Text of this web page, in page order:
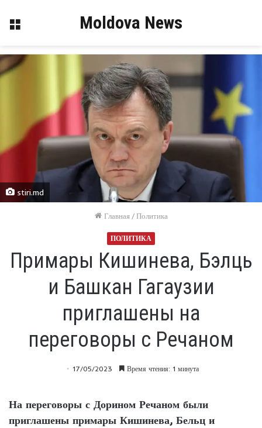
Меню Moldova News
stiri.md
Главная / Политика
ПОЛИТИКА
Примары Кишинева, Бэлць
и Башкан Гагаузии
приглашены на
переговоры с Речаном
17/05/2023 Время чтения: 1 минута
На переговоры с Дорином Речаном были
приглашены примары Кишинева, Бельц и